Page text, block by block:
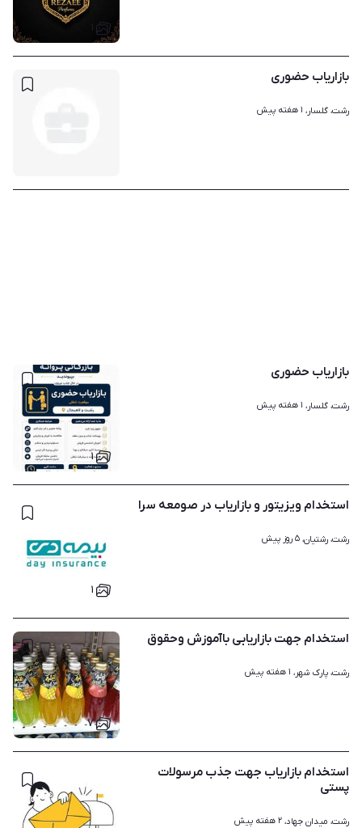
۱
بازاریاب حضوری
رشت، گلسار، ۱ هفته پیش
۱
بازاریاب حضوری
رشت، گلسار، ۱ هفته پیش
۱
استخدام ویزیتور و بازاریاب در صومعه سرا
رشت، رشتیان، ۵ روز پیش
۷
استخدام جهت بازاریابی باآموزش وحقوق
رشت، پارک شهر، ۱ هفته پیش
استخدام بازاریاب جهت جذب مرسولات
پستی
رشت، میدان جهاد، ۲ هفته پیش